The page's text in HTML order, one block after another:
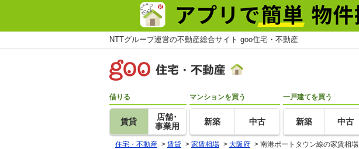
NTTグループ運営の不動産総合サイト goo住宅・不動産
借りる
賃貸
店舗･
事業用
マンションを買う
新築 中古
一戸建てを買う
新築 中古
住宅・不動産 > 賃貸 > 家賃相場 > 大阪府 > 南港ポートタウン線の家賃相場